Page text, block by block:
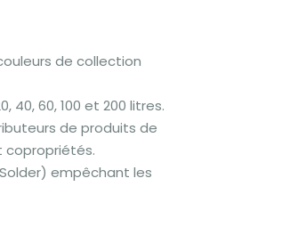
de collection
40, 60, 100 et 200 litres.
de produits de
empêchant les